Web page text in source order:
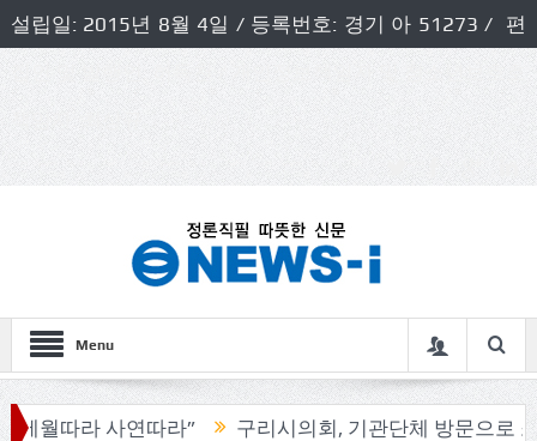
설립일: 2015년 8월 4일 / 등록번호: 경기 아 51273 / 편
집인 및 발행인: 허득천 / 개인정보책임자 및 청소년보호호
책임자: 최상규
Menu
” 구리시의회, 기관단체 방문으로 소통의정 시작